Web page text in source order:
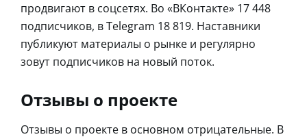
продвигают в соцсетях. Во «ВКонтакте» 17 448
подписчиков, в Telegram 18 819. Наставники
публикуют материалы о рынке и регулярно
зовут подписчиков на новый поток.
Отзывы о проекте
Отзывы о проекте в основном отрицательные. В